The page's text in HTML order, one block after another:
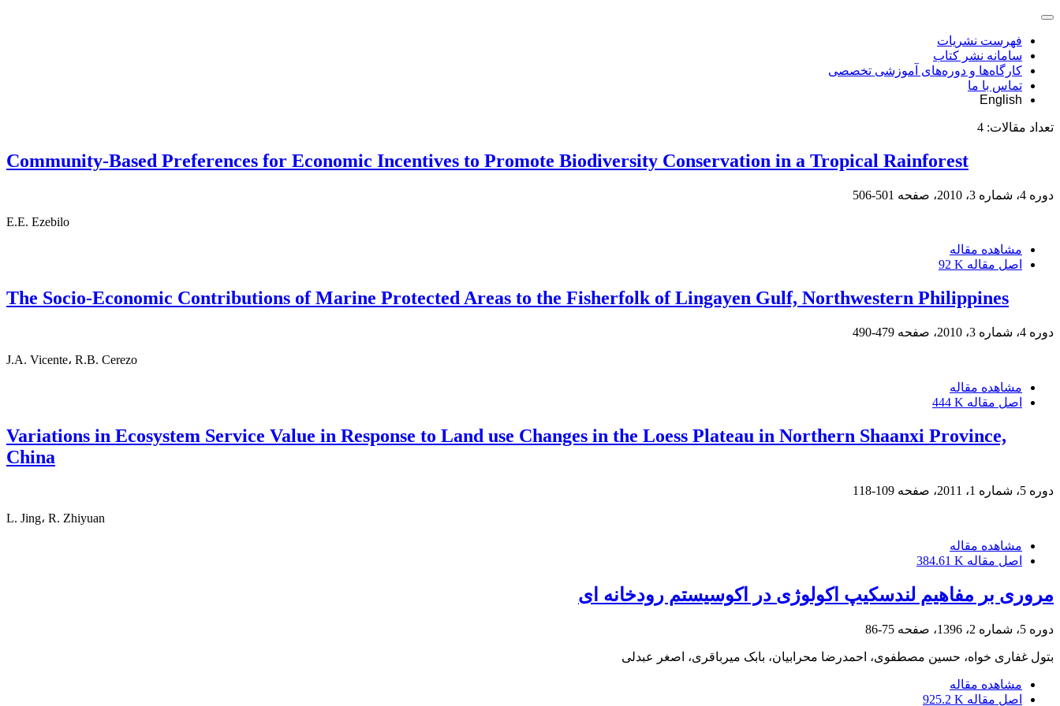
فهرست نشریات
سامانه نشر کتاب
کارگاه‌ها و دوره‌های آموزشی تخصصی
تماس با ما
English
تعداد مقالات: 4
Community-Based Preferences for Economic Incentives to Promote Biodiversity Conservation in a Tropical Rainforest
دوره 4، شماره 3، 2010، صفحه
501-506
E.E. Ezebilo
مشاهده مقاله
اصل مقاله 92 K
The Socio-Economic Contributions of Marine Protected Areas to the Fisherfolk of Lingayen Gulf, Northwestern Philippines
دوره 4، شماره 3، 2010، صفحه 479-490
J.A. Vicente، R.B. Cerezo
مشاهده مقاله
اصل مقاله 444 K
Variations in Ecosystem Service Value in Response to Land use Changes in the Loess Plateau in Northern Shaanxi Province,
China
دوره 5، شماره 1، 2011، صفحه 109-118
L. Jing، R. Zhiyuan
مشاهده مقاله
اصل مقاله 384.61 K
مروری بر مفاهیم لندسکیپ اکولوژی در اکوسیستم رودخانه ای
دوره 5، شماره 2، 1396، صفحه 75-86
بتول غفاری خواه، حسین مصطفوی، احمدرضا محرابیان، بابک میرباقری، اصغر عبدلی
مشاهده مقاله
اصل مقاله 925.2 K